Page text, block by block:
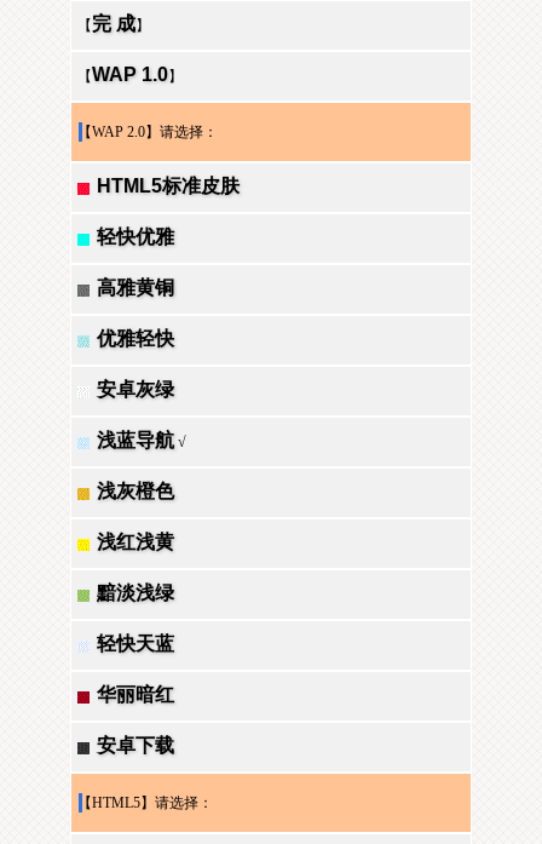
【 完 成】
【WAP 1.0】
【WAP 2.0】请选择：
HTML5标准皮肤
轻快优雅
高雅黄铜
优雅轻快
安卓灰绿
浅蓝导航√
浅灰橙色
浅红浅黄
黯淡浅绿
轻快天蓝
华丽暗红
安卓下载
【HTML5】请选择：